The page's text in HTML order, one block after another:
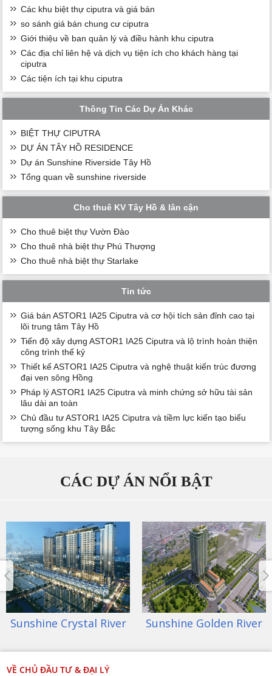
Các khu biệt thự ciputra và giá bán
so sánh giá bán chung cư ciputra
Giới thiệu về ban quản lý và điều hành khu ciputra
Các địa chỉ liên hệ và dịch vụ tiện ích cho khách hàng tại
ciputra
Các tiện ích tại khu ciputra
Thông Tin Các Dự Án Khác
BIỆT THỰ CIPUTRA
DỰ ÁN TÂY HỒ RESIDENCE
Dự án Sunshine Riverside Tây Hồ
Tổng quan về sunshine riverside
Cho thuê KV Tây Hồ & lân cận
Cho thuê biệt thự Vườn Đào
Cho thuê nhà biệt thự Phú Thượng
Cho thuê nhà biệt thự Starlake
Tin tức
Giá bán ASTOR1 IA25 Ciputra và cơ hội tích sản đỉnh cao tại
lõi trung tâm Tây Hồ
Tiến độ xây dựng ASTOR1 IA25 Ciputra và lộ trình hoàn thiện
công trình thế kỷ
Thiết kế ASTOR1 IA25 Ciputra và nghệ thuật kiến trúc đương
đại ven sông Hồng
Pháp lý ASTOR1 IA25 Ciputra và minh chứng sở hữu tài sản
lâu dài an toàn
Chủ đầu tư ASTOR1 IA25 Ciputra và tiềm lực kiến tạo biểu
tượng sống khu Tây Bắc
CÁC DỰ ÁN NỔI BẬT
Sunshine Crystal River Sunshine Golden River
VỀ CHỦ ĐẦU TƯ & ĐẠI LÝ